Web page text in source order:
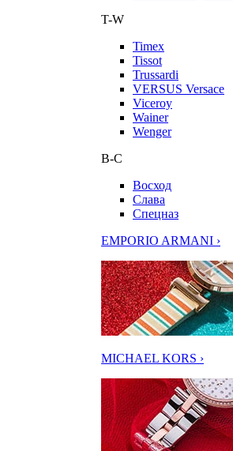
T-W
Timex
Tissot
Trussardi
VERSUS Versace
Viceroy
Wainer
Wenger
В-С
Восход
Слава
Спецназ
EMPORIO ARMANI ›
MICHAEL KORS ›